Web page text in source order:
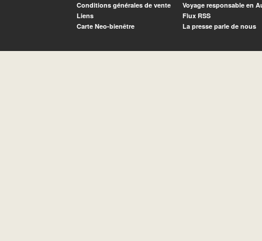
Conditions générales de vente
Liens
Carte Neo-bienêtre
Voyage responsable en
Flux RSS
La presse parle de nous